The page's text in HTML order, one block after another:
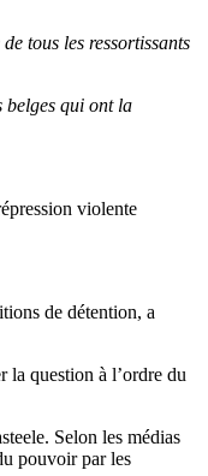
tous les ressortissants
belges qui ont la
violente
de détention, a
la question à l’ordre du
Selon les médias
pouvoir par les